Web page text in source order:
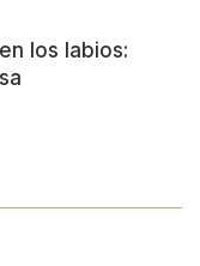
los labios: